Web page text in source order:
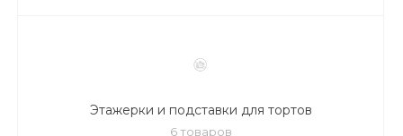
Этажерки и подставки для тортов
6 товаров